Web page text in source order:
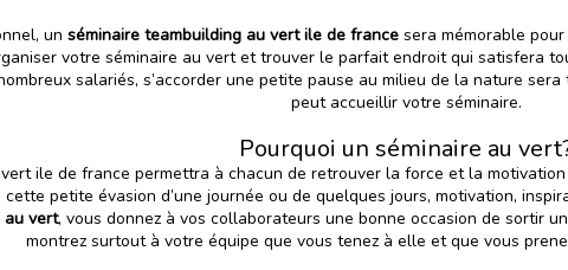
un séminaire teambuilding au vert ile de france sera mémorable
votre séminaire au vert et trouver le parfait endroit qui satisfera
salariés, s’accorder une petite pause au milieu de la nature
peut accueillir votre séminaire.
Pourquoi un séminaire au
ile de france permettra à chacun de retrouver la force et la
petite évasion d’une journée ou de quelques jours, motivation,
au vert, vous donnez à vos collaborateurs une bonne occasion de sortir
montrez surtout à votre équipe que vous tenez à elle et que vous